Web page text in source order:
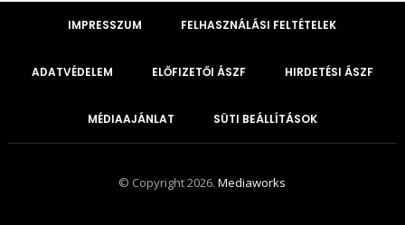
IMPRESSZUM FELHASZNÁLÁSI FELTÉTELEK
ADATVÉDELEM ELŐFIZETŐI ÁSZF HIRDETÉSI ÁSZF
MÉDIAAJÁNLAT SÜTI BEÁLLÍTÁSOK
© Copyright 2026.Mediaworks